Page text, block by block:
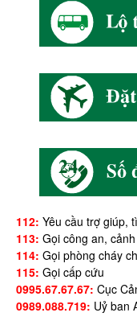
112: Yêu cầu trợ giúp,
113: Gọi công an,
114: Gọi phòng cháy
115: Gọi cấp cứu
0995.67.67.67: Cục
0989.088.719: Uỷ ban